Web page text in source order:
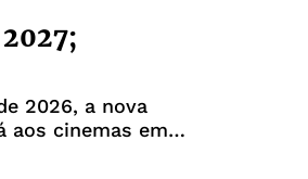
2026, a nova
aos cinemas em 1